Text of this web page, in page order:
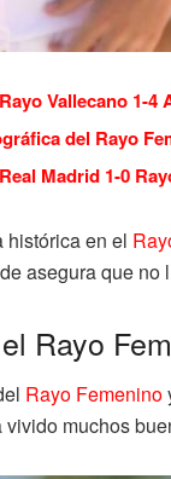
Vallecano 1-4
del Rayo
Madrid 1-0
histórica en el
asegura que no
Rayo
Rayo Femenino
muchos